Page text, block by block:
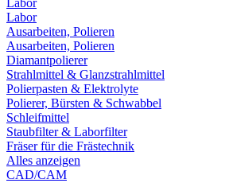
Labor
Labor
Ausarbeiten, Polieren
Ausarbeiten, Polieren
Diamantpolierer
Strahlmittel & Glanzstrahlmittel
Polierpasten & Elektrolyte
Polierer, Bürsten & Schwabbel
Schleifmittel
Staubfilter & Laborfilter
Fräser für die Frästechnik
Alles anzeigen
CAD/CAM